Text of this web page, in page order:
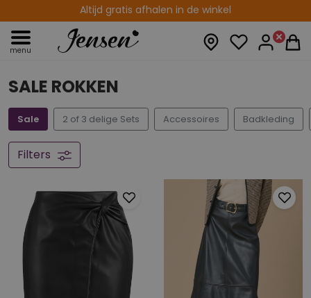
14 fysieke winkels
menu
SALE ROKKEN
Sale 2 of 3 delige Sets Accessoires Badkleding
Filters